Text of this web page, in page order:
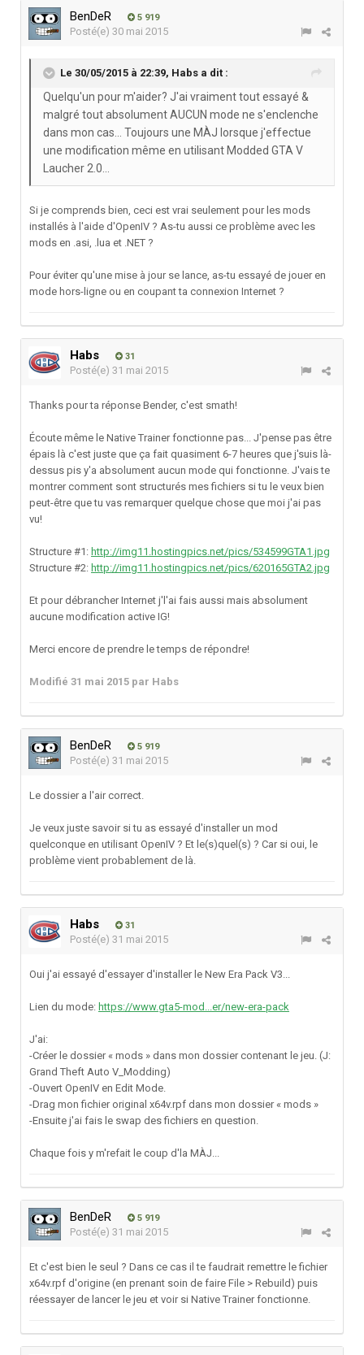
BenDeR 5 919
Posté(e) 30 mai 2015
Le 30/05/2015 à 22:39, Habs a dit :
Quelqu'un pour m'aider? J'ai vraiment tout essayé &
malgré tout absolument AUCUN mode ne s'enclenche
dans mon cas... Toujours une MÀJ lorsque j'effectue
une modification même en utilisant Modded GTA V
Laucher 2.0...
Si je comprends bien, ceci est vrai seulement pour les mods
installés à l'aide d'OpenIV ? As-tu aussi ce problème avec les
mods en .asi, .lua et .NET ?
Pour éviter qu'une mise à jour se lance, as-tu essayé de jouer en
mode hors-ligne ou en coupant ta connexion Internet ?
Habs 31
Posté(e) 31 mai 2015
Thanks pour ta réponse Bender, c'est smath!
Écoute même le Native Trainer fonctionne pas... J'pense pas être
épais là c'est juste que ça fait quasiment 6-7 heures que j'suis là-
dessus pis y'a absolument aucun mode qui fonctionne. J'vais te
montrer comment sont structurés mes fichiers si tu le veux bien
peut-être que tu vas remarquer quelque chose que moi j'ai pas
vu!
Structure #1: http://img11.hostingpics.net/pics/534599GTA1.jpg
Structure #2: http://img11.hostingpics.net/pics/620165GTA2.jpg
Et pour débrancher Internet j'l'ai fais aussi mais absolument
aucune modification active IG!
Merci encore de prendre le temps de répondre!
Modifié 31 mai 2015 par Habs
BenDeR 5 919
Posté(e) 31 mai 2015
Le dossier a l'air correct.
Je veux juste savoir si tu as essayé d'installer un mod
quelconque en utilisant OpenIV ? Et le(s)quel(s) ? Car si oui, le
problème vient probablement de là.
Habs 31
Posté(e) 31 mai 2015
Oui j'ai essayé d'essayer d'installer le New Era Pack V3...
Lien du mode: https://www.gta5-mod...er/new-era-pack
J'ai:
-Créer le dossier « mods » dans mon dossier contenant le jeu. (J:
Grand Theft Auto V_Modding)
-Ouvert OpenIV en Edit Mode.
-Drag mon fichier original x64v.rpf dans mon dossier « mods »
-Ensuite j'ai fais le swap des fichiers en question.
Chaque fois y m'refait le coup d'la MÀJ...
BenDeR 5 919
Posté(e) 31 mai 2015
Et c'est bien le seul ? Dans ce cas il te faudrait remettre le fichier
x64v.rpf d'origine (en prenant soin de faire File > Rebuild) puis
réessayer de lancer le jeu et voir si Native Trainer fonctionne.